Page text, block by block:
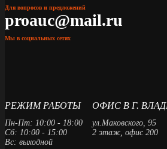
Для вопросов и предложений
proauc@mail.ru
Мы в социальных сетях
РЕЖИМ РАБОТЫ
Пн-Пт: 10:00 - 18:00
Сб: 10:00 - 15:00
Вс: выходной
ОФИС В Г.
ул.Маковского, 95
2 этаж, офис 200